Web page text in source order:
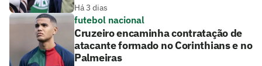
Há 3 dias
futebol nacional
Cruzeiro encaminha contratação de
atacante formado no Corinthians e no
Palmeiras